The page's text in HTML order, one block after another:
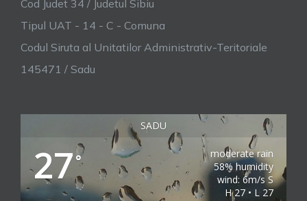
Cod Judet 34 / Judetul Sibiu
Tipul UAT - 14 - C - Comuna
Codul Siruta al Unitatilor Administrativ-Teritoriale
145471 / Sadu
SADU
27°
moderate rain
58% humidity
wind: 6m/s S
H 27 • L 27